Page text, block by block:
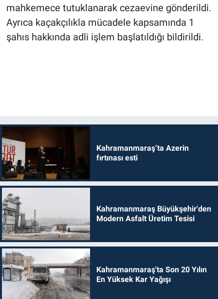
mahkemece tutuklanarak cezaevine gönderildi.
Ayrıca kaçakçılıkla mücadele kapsamında 1
şahıs hakkında adli işlem başlatıldığı bildirildi.
Kahramanmaraş’ta Azerin
fırtınası esti
Kahramanmaraş Büyükşehir'den
Modern Asfalt Üretim Tesisi
Kahramanmaraş'ta Son 20 Yılın
En Yüksek Kar Yağışı